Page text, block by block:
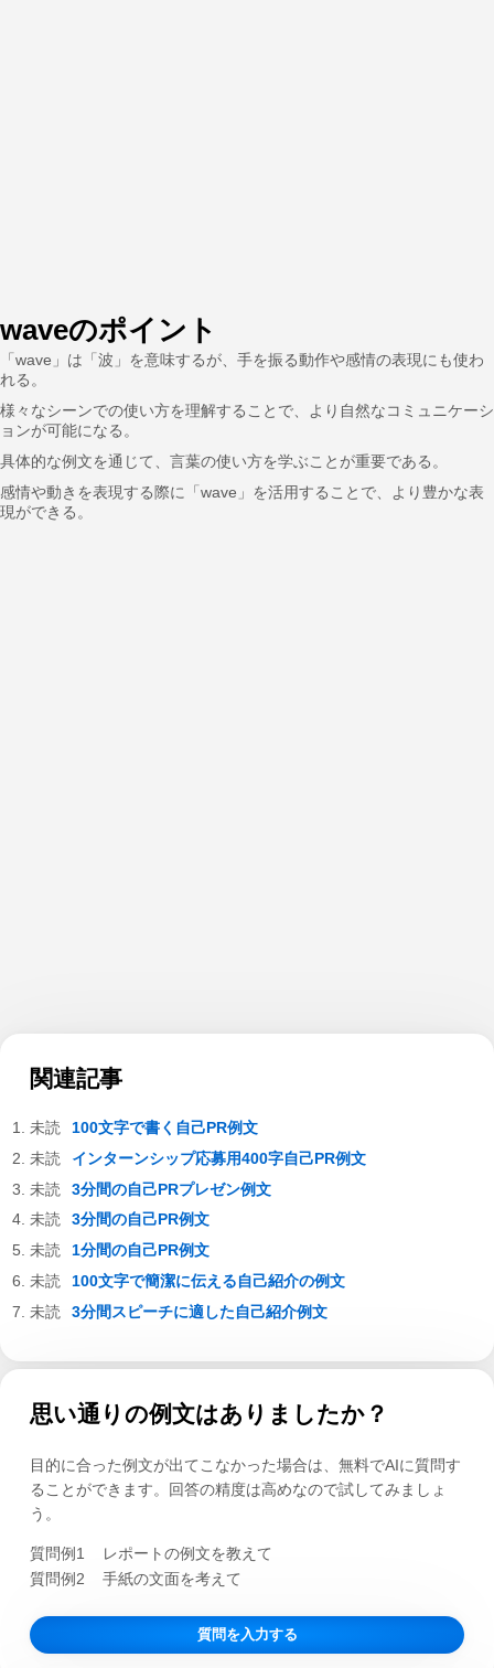
waveのポイント
「wave」は「波」を意味するが、手を振る動作や感情の表現にも使わ
れる。
様々なシーンでの使い方を理解することで、より自然なコミュニケーシ
ョンが可能になる。
具体的な例文を通じて、言葉の使い方を学ぶことが重要である。
感情や動きを表現する際に「wave」を活用することで、より豊かな表
現ができる。
関連記事
100文字で書く自己PR例文
インターンシップ応募用400字自己PR例文
3分間の自己PRプレゼン例文
3分間の自己PR例文
1分間の自己PR例文
100文字で簡潔に伝える自己紹介の例文
3分間スピーチに適した自己紹介例文
思い通りの例文はありましたか？
目的に合った例文が出てこなかった場合は、無料でAIに質問す
ることができます。回答の精度は高めなので試してみましょ
う。
質問例1
レポートの例文を教えて
質問例2
手紙の文面を考えて
質問を入力する